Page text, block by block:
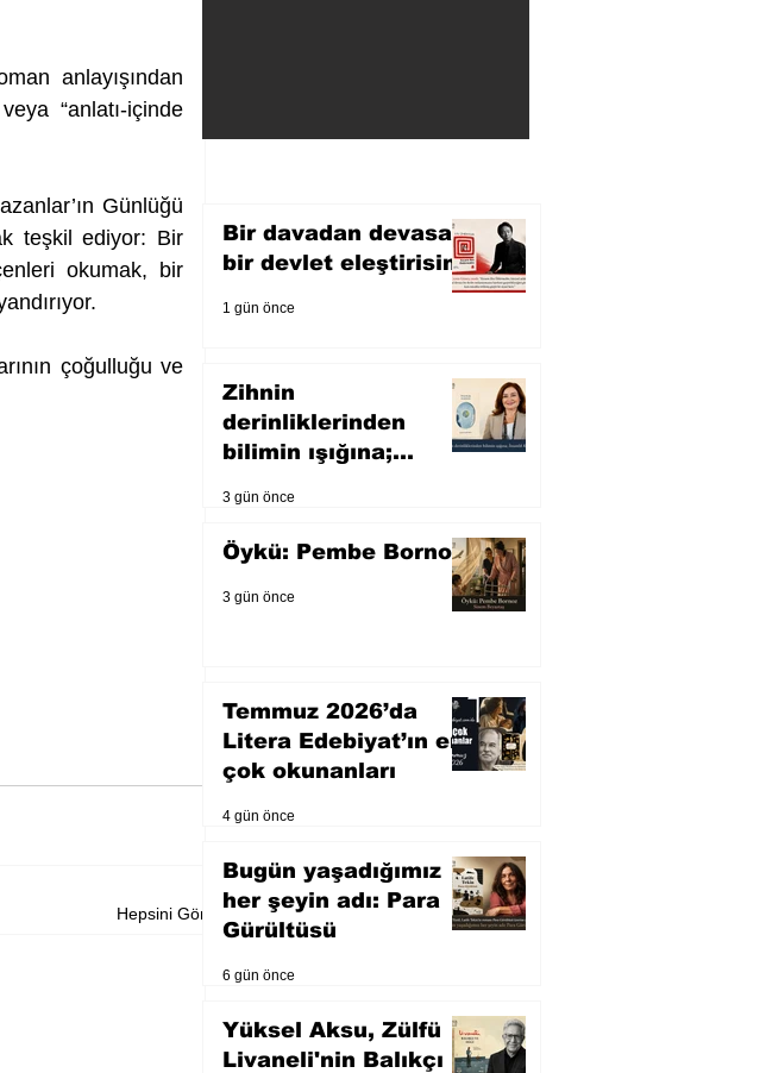
anlayışından
“anlatı-içinde
Günlüğü
teşkil ediyor: Bir
okumak, bir
çoğulluğu ve
Hepsini Gör
Bir davadan devasa
bir devlet eleştirisine
1 gün önce
Zihnin
derinliklerinden
bilimin ışığına;
3 gün önce
Öykü: Pembe Bornoz
3 gün önce
Temmuz 2026’da
Litera Edebiyat’ın en
çok okunanları
4 gün önce
Bugün yaşadığımız
her şeyin adı: Para
Gürültüsü
6 gün önce
Yüksel Aksu, Zülfü
Livaneli'nin Balıkçı